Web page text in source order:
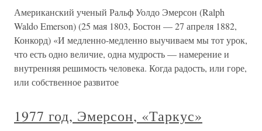
Американский ученый Ральф Уолдо Эмерсон (Ralph
Waldo Emerson) (25 мая 1803, Бостон — 27 апреля 1882,
Конкорд) «И медленно-медленно выучиваем мы тот урок,
что есть одно величие, одна мудрость — намерение и
внутренняя решимость человека. Когда радость, или горе,
или собственное развитое
1977 год, Эмерсон, «Таркус»